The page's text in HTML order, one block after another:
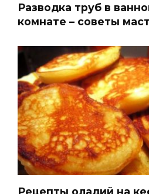
Разводка труб в
комнате – советы
Рецепты оладий на